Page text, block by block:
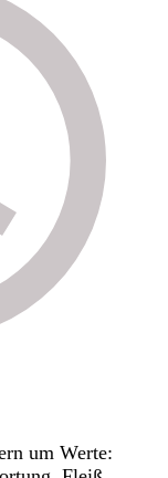
um Werte: